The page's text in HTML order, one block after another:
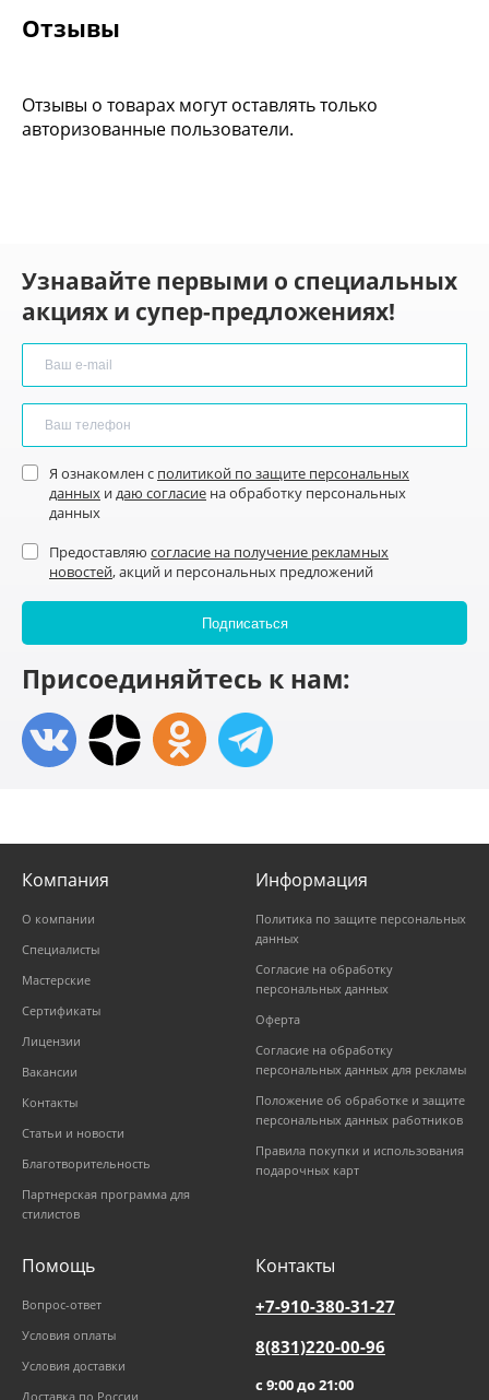
Отзывы
Отзывы о товарах могут оставлять только
авторизованные пользователи.
Узнавайте первыми о специальных
акциях и супер-предложениях!
Я ознакомлен с политикой по защите персональных
данных идаю согласие на обработку персональных
данных
Предоставляю согласие на получение рекламных
новостей, акций и персональных предложений
Присоединяйтесь к нам:
Компания
О компании
Специалисты
Мастерские
Сертификаты
Лицензии
Вакансии
Контакты
Статьи и новости
Благотворительность
Партнерская программа для
стилистов
Информация
Политика по защите персональных
данных
Согласие на обработку
персональных данных
Оферта
Согласие на обработку
персональных данных для рекламы
Положение об обработке и защите
персональных данных работников
Правила покупки и использования
подарочных карт
Помощь
Вопрос-ответ
Условия оплаты
Условия доставки
Доставка по России
Контакты
+7-910-380-31-27
8(831)220-00-96
с 9:00 до 21:00